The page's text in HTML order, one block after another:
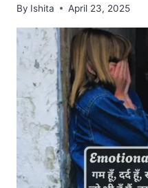
By Ishita April 23, 2025